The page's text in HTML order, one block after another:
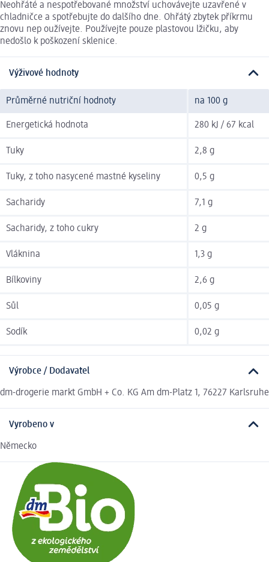
Neohřáté a nespotřebované množství uchovávejte uzavřené v
chladničce a spotřebujte do dalšího dne. Ohřátý zbytek příkrmu
znovu nep oužívejte. Používejte pouze plastovou lžičku, aby
nedošlo k poškození sklenice.
Výživové hodnoty
Průměrné nutriční hodnoty na 100 g
Energetická hodnota 280 kJ / 67 kcal
Tuky 2,8 g
Tuky, z toho nasycené mastné kyseliny 0,5 g
Sacharidy 7,1 g
Sacharidy, z toho cukry 2 g
Vláknina 1,3 g
Bílkoviny 2,6 g
Sůl 0,05 g
Sodík 0,02 g
Výrobce / Dodavatel
dm-drogerie markt GmbH + Co. KG Am dm-Platz 1, 76227 Karlsruhe
Vyrobeno v
Německo